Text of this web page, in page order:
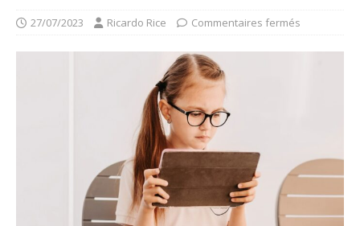
27/07/2023 Ricardo Rice Commentaires fermés